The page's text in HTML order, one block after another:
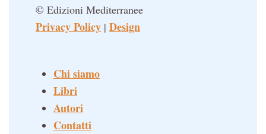
© Edizioni Mediterranee
Privacy Policy | Design
Chi siamo
Libri
Autori
Contatti